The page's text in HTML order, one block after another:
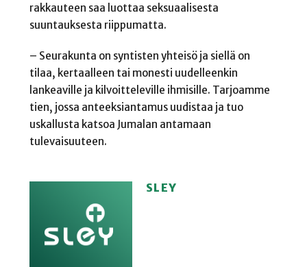
rakkauteen saa luottaa seksuaalisesta
suuntauksesta riippumatta.
– Seurakunta on syntisten yhteisö ja siellä on
tilaa, kertaalleen tai monesti uudelleenkin
lankeaville ja kilvoitteleville ihmisille. Tarjoamme
tien, jossa anteeksiantamus uudistaa ja tuo
uskallusta katsoa Jumalan antamaan
tulevaisuuteen.
SLEY